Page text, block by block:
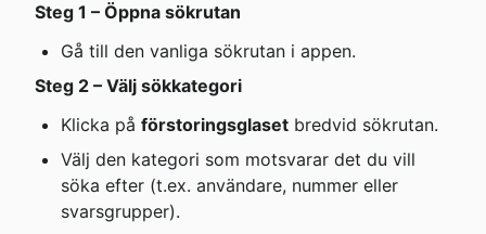
Steg 1 – Öppna sökrutan
Gå till den vanliga sökrutan i appen.
Steg 2 – Välj sökkategori
Klicka på förstoringsglaset bredvid sökrutan.
Välj den kategori som motsvarar det du vill
söka efter (t.ex. användare, nummer eller
svarsgrupper).